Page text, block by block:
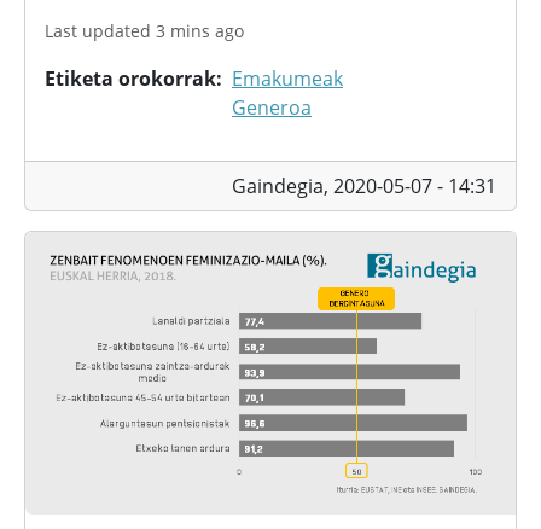
Last updated 3 mins ago
Etiketa orokorrak
Emakumeak
Generoa
Gaindegia, 2020-05-07 - 14:31